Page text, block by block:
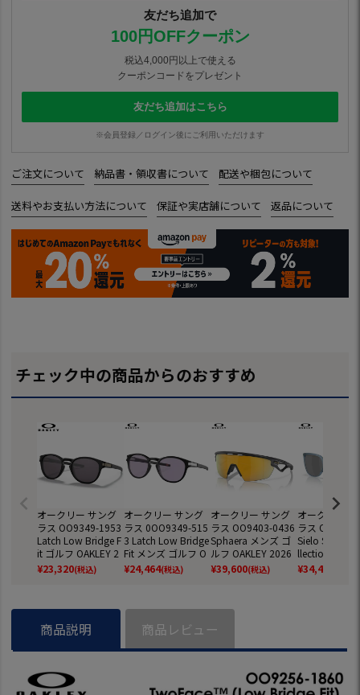
友だち追加で
100円OFFクーポン
税込4,000円以上で使える
クーポンコードをプレゼント
友だち追加はこちら
※会員登録／ログイン後にご利用いただけます
ご注文について 納品書・領収書について 配送や梱包について
送料やお支払い方法について 保証や実店舗について 返品について
チェック中の商品からのおすすめ
オークリー サング
ラス OO9349-1953
Latch Low Bridge F
it ゴルフ OAKLEY 2
025年モデル 国内
正規品
¥23,320(税込)
オークリー サング
ラス 0OO9349-515
3 Latch Low Bridge
Fit メンズ ゴルフ O
AKLEY 2026年モデ
ル 国内正規品
¥24,464(税込)
オークリー サング
ラス OO9403-0436
Sphaera メンズ ゴ
ルフ OAKLEY 2026
年モデル 国内正規
¥39,600(税込)
オークリー
ラス
Sielo SQ
llection メン
フ OAKLEY
モデル 国内
¥34,408
商品説明 商品レビュー